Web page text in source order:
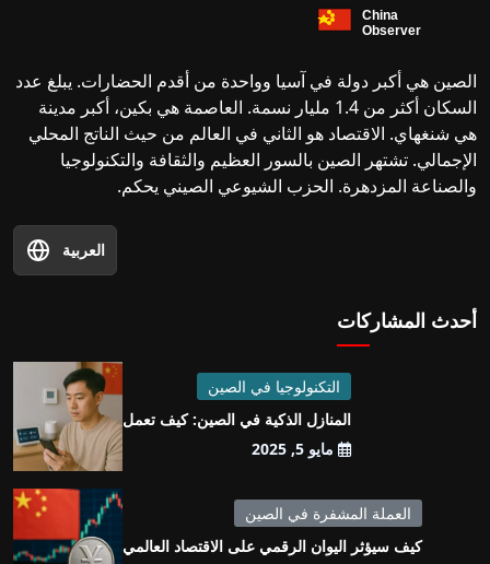
الصين هي أكبر دولة في آسيا وواحدة من أقدم الحضارات. يبلغ عدد
السكان أكثر من 1.4 مليار نسمة. العاصمة هي بكين، أكبر مدينة
هي شنغهاي. الاقتصاد هو الثاني في العالم من حيث الناتج المحلي
الإجمالي. تشتهر الصين بالسور العظيم والثقافة والتكنولوجيا
والصناعة المزدهرة. الحزب الشيوعي الصيني يحكم.
العربية
أحدث المشاركات
التكنولوجيا في الصين
المنازل الذكية في الصين: كيف تعمل
مايو 5, 2025
العملة المشفرة في الصين
كيف سيؤثر اليوان الرقمي على الاقتصاد العالمي